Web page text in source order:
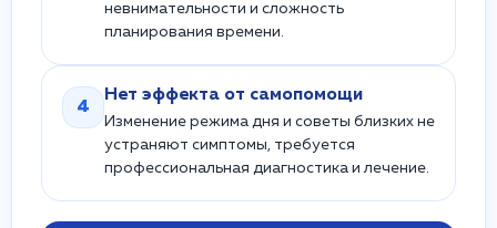
невнимательности и сложность
планирования времени.
4
Нет эффекта от самопомощи
Изменение режима дня и советы близких не
устраняют симптомы, требуется
профессиональная диагностика и лечение.